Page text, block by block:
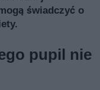
świadczyć o
pupil nie